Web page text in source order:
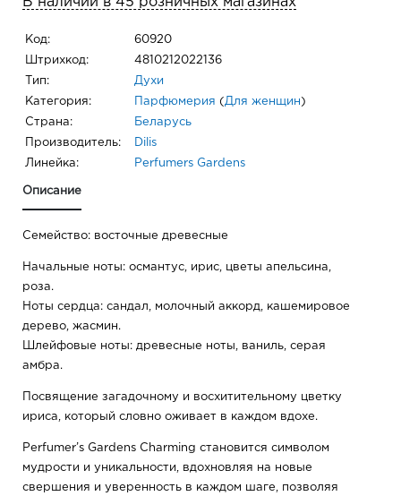
Код: 60920
Штрихкод: 4810212022136
Тип: Духи
Категория: Парфюмерия ( Для женщин )
Страна: Беларусь
Производитель: Dilis
Линейка: Perfumers Gardens
Описание
Семейство: восточные древесные
Начальные ноты: османтус, ирис, цветы апельсина,
роза.
Ноты сердца: сандал, молочный аккорд, кашемировое
дерево, жасмин.
Шлейфовые ноты: древесные ноты, ваниль, серая
амбра.
Посвящение загадочному и восхитительному цветку
ириса, который словно оживает в каждом вдохе.
Perfumer’s Gardens Charming становится символом
мудрости и уникальности, вдохновляя на новые
свершения и уверенность в каждом шаге, позволяя